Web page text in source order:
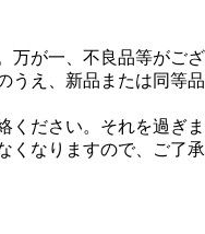
万が一、不良品等がござ
うえ、新品または同等品
ください。それを過ぎま
くなりますので、ご了承